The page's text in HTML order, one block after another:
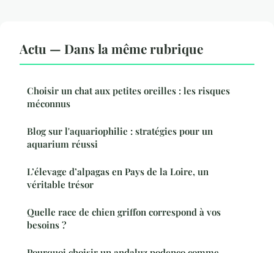
Actu — Dans la même rubrique
Choisir un chat aux petites oreilles : les risques
méconnus
Blog sur l'aquariophilie : stratégies pour un
aquarium réussi
L’élevage d’alpagas en Pays de la Loire, un
véritable trésor
Quelle race de chien griffon correspond à vos
besoins ?